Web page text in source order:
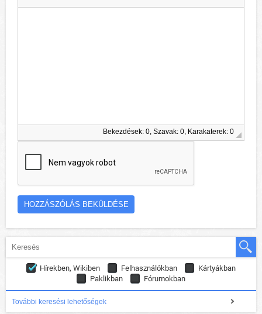
Bekezdések: 0, Szavak: 0, Karakaterek: 0
Hírekben, Wikiben Felhasználókban
Kártyákban
Paklikban
Fórumokban
További keresési lehetőségek